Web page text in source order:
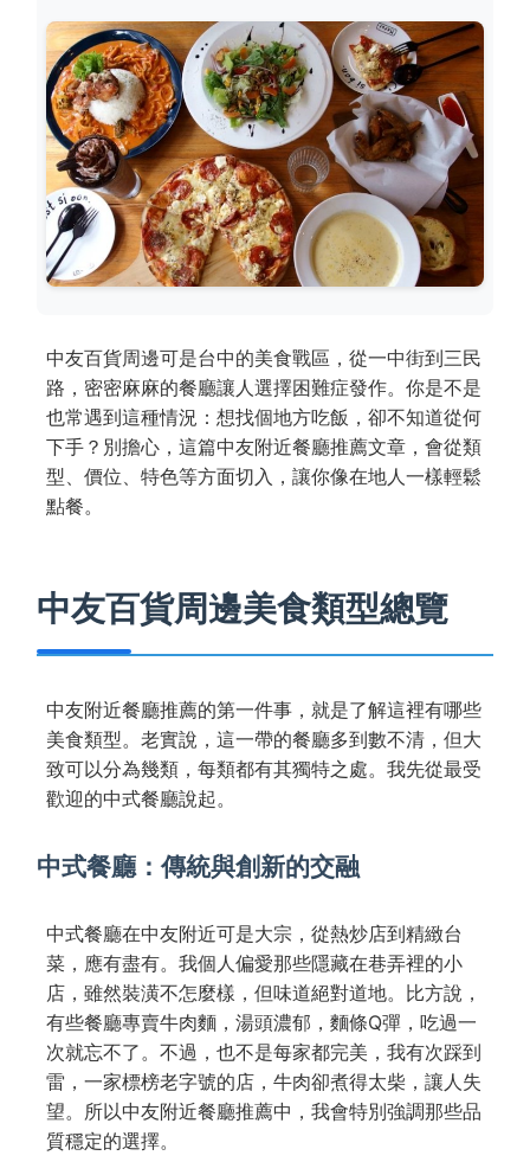
中友百貨周邊可是台中的美食戰區，從一中街到三民
路，密密麻麻的餐廳讓人選擇困難症發作。你是不是
也常遇到這種情況：想找個地方吃飯，卻不知道從何
下手？別擔心，這篇中友附近餐廳推薦文章，會從類
型、價位、特色等方面切入，讓你像在地人一樣輕鬆
點餐。
中友百貨周邊美食類型總覽
中友附近餐廳推薦的第一件事，就是了解這裡有哪些
美食類型。老實說，這一帶的餐廳多到數不清，但大
致可以分為幾類，每類都有其獨特之處。我先從最受
歡迎的中式餐廳說起。
中式餐廳：傳統與創新的交融
中式餐廳在中友附近可是大宗，從熱炒店到精緻台
菜，應有盡有。我個人偏愛那些隱藏在巷弄裡的小
店，雖然裝潢不怎麼樣，但味道絕對道地。比方說，
有些餐廳專賣牛肉麵，湯頭濃郁，麵條Q彈，吃過一
次就忘不了。不過，也不是每家都完美，我有次踩到
雷，一家標榜老字號的店，牛肉卻煮得太柴，讓人失
望。所以中友附近餐廳推薦中，我會特別強調那些品
質穩定的選擇。